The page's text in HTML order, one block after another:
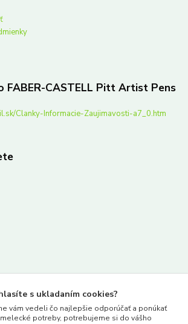
FABER-CASTELL Pitt Artist Pens
Clanky-Informacie-Zaujimavosti-a7_0.htm
s ukladaním cookies?
vám vedeli čo najlepšie odporúčať a ponúkať
potreby, potrebujeme si do vášho